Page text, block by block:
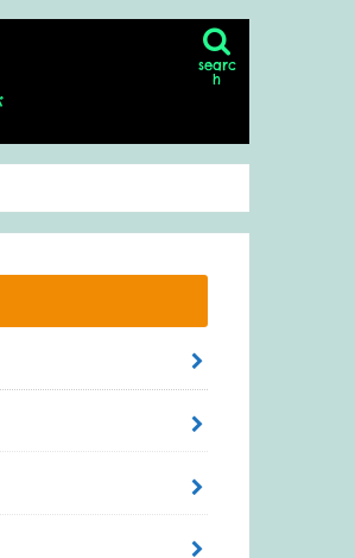
searc
h
館
語学校に
ス渓谷へのツアー